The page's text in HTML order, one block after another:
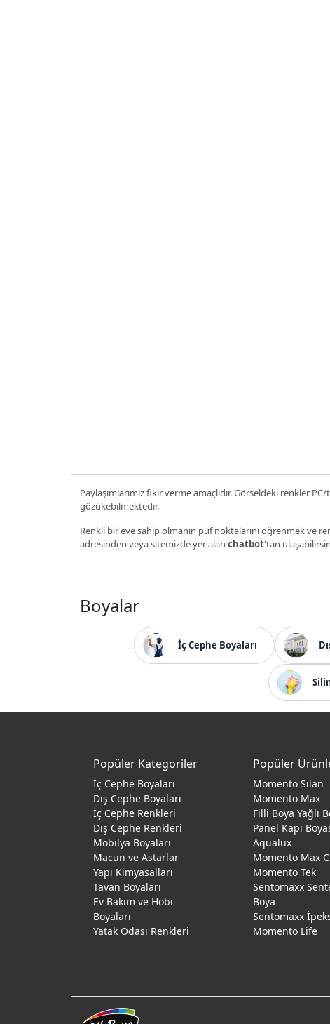
Paylaşımlarımız fikir verme amaçlıdır. Görseldeki renkler
gözükebilmektedir.
Renkli bir eve sahip olmanın püf noktalarını öğrenmek ve
adresinden veya sitemizde yer alan chatbot'tan
Boyalar
İç Cephe Boyaları
Popüler Kategoriler
İç Cephe Boyaları
Dış Cephe Boyaları
İç Cephe Renkleri
Dış Cephe Renkleri
Mobilya Boyaları
Macun ve Astarlar
Yapı Kimyasalları
Tavan Boyaları
Ev Bakım ve Hobi
Boyaları
Yatak Odası Renkleri
Popüler
Momento Silan
Momento Max
Filli Boya Yağlı
Panel Kapı
Aqualux
Momento Max
Momento Tek
Sentomaxx
Boya
Sentomaxx
Momento Life